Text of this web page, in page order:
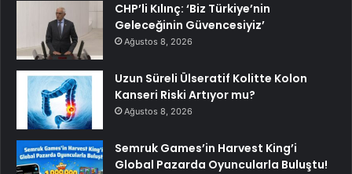
CHP’li Kılınç: ‘Biz Türkiye’nin
Geleceğinin Güvencesiyiz’
Ağustos 8, 2026
Uzun Süreli Ülseratif Kolitte Kolon
Kanseri Riski Artıyor mu?
Ağustos 8, 2026
Semruk Games’in Harvest King’i
Global Pazarda Oyuncularla Buluştu!